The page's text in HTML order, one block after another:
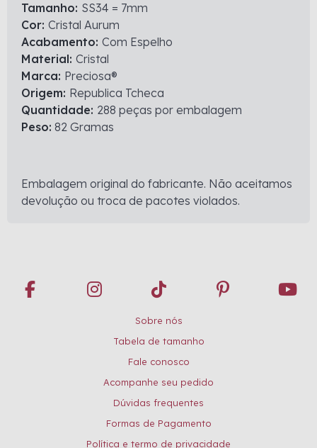
Tamanho: SS34 = 7mm
Cor: Cristal Aurum
Acabamento: Com Espelho
Material: Cristal
Marca: Preciosa®
Origem: Republica Tcheca
Quantidade: 288 peças por embalagem
Peso: 82 Gramas
Embalagem original do fabricante. Não aceitamos
devolução ou troca de pacotes violados.
Sobre nós
Tabela de tamanho
Fale conosco
Acompanhe seu pedido
Dúvidas frequentes
Formas de Pagamento
Política e termo de privacidade